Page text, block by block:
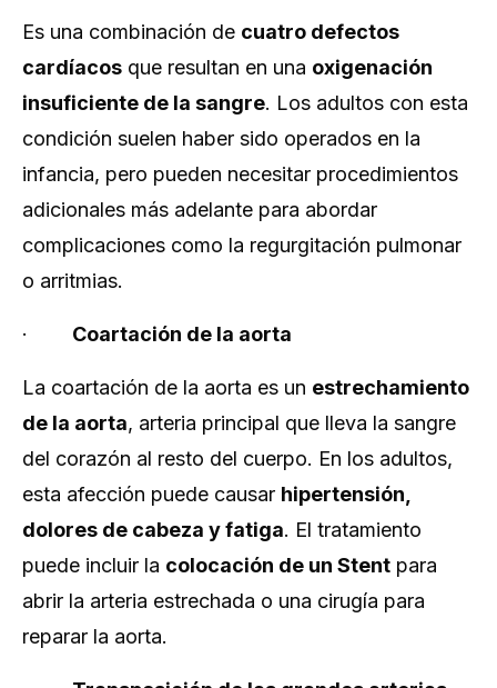
Es una combinación de cuatro defectos
cardíacos que resultan en una oxigenación
insuficiente de la sangre. Los adultos con esta
condición suelen haber sido operados en la
infancia, pero pueden necesitar procedimientos
adicionales más adelante para abordar
complicaciones como la regurgitación pulmonar
o arritmias.
· Coartación de la aorta
La coartación de la aorta es un estrechamiento
de la aorta, arteria principal que lleva la sangre
del corazón al resto del cuerpo. En los adultos,
esta afección puede causar hipertensión,
dolores de cabeza y fatiga. El tratamiento
puede incluir la colocación de un Stent para
abrir la arteria estrechada o una cirugía para
reparar la aorta.